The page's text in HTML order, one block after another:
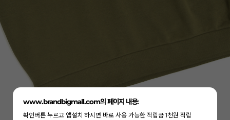
www.brandbigmall.com의 페이지 내용:
확인버튼 누르고 앱설치 하시면 바로 사용 가능한 적립금 1천원 적립